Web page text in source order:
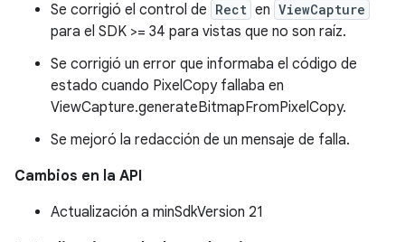
Se corrigió el control de Rect en ViewCapture
para el SDK >= 34 para vistas que no son raíz.
Se corrigió un error que informaba el código de
estado cuando PixelCopy fallaba en
ViewCapture.generateBitmapFromPixelCopy.
Se mejoró la redacción de un mensaje de falla.
Cambios en la API
Actualización a minSdkVersion 21